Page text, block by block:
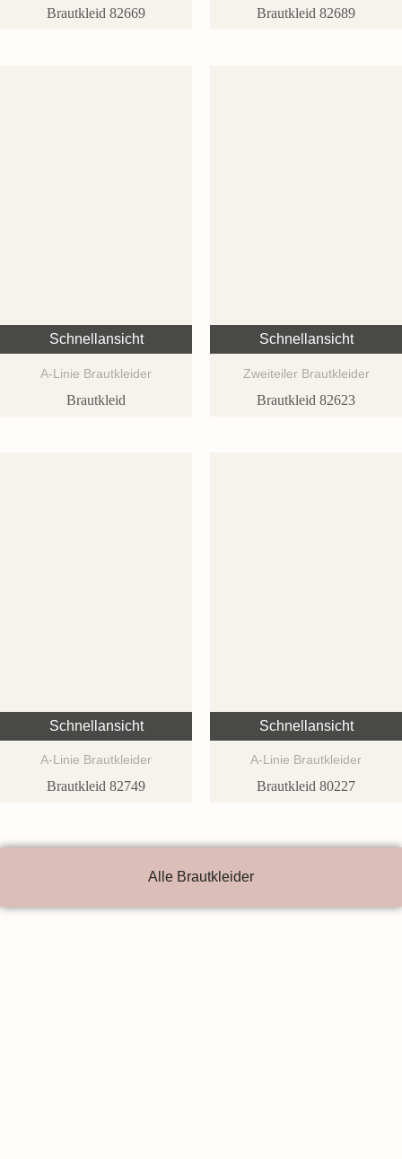
Brautkleid 82669 Brautkleid 82689
Schnellansicht
A-Linie Brautkleider
Brautkleid
Schnellansicht
Zweiteiler Brautkleider
Brautkleid 82623
Schnellansicht
A-Linie Brautkleider
Brautkleid 82749
Schnellansicht
A-Linie Brautkleider
Brautkleid 80227
Alle Brautkleider